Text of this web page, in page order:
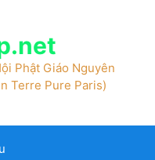
Phật Giáo Nguyên
Terre Pure Paris)